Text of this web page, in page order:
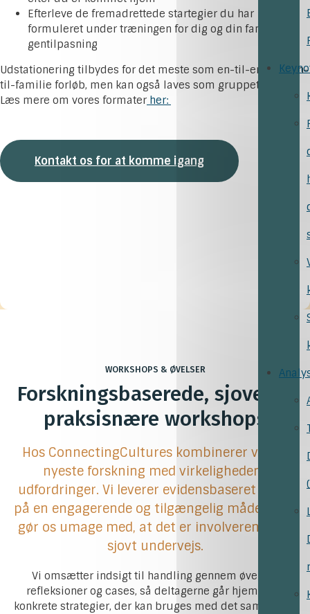
Efterleve de fremadrettede startegier du har
formuleret under træningen for dig og din families
gentilpasning
Udstationering tilbydes for det meste som en-til-en eller en-
til-familie forløb, men kan også laves som gruppetræning.
Læs mere om vores formater her:
Kontakt os for at komme igang
WORKSHOPS & ØVELSER
Forskningsbaserede, sjove og
praksisnære workshops
Hos ConnectingCultures kombinerer vi den
nyeste forskning med virkelighedens
udfordringer. Vi leverer evidensbaseret viden
på en engagerende og tilgængelig måde, og vi
gør os umage med, at det er involverende og
sjovt undervejs.
Vi omsætter indsigt til handling gennem øvelser,
refleksioner og cases, så deltagerne går hjem med
konkrete strategier, der kan bruges med det samme. På